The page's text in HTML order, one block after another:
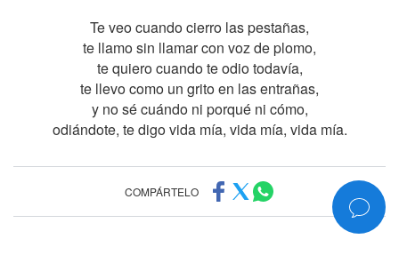
Te veo cuando cierro las pestañas,
te llamo sin llamar con voz de plomo,
te quiero cuando te odio todavía,
te llevo como un grito en las entrañas,
y no sé cuándo ni porqué ni cómo,
odiándote, te digo vida mía, vida mía, vida mía.
COMPÁRTELO